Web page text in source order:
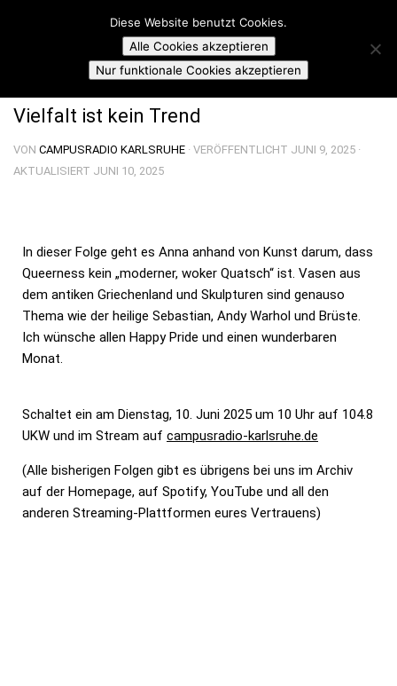
Skip to content
Campusradio Karlsruhe
DU FÄHRST DANN TAXI?
Vielfalt ist kein Trend
VON CAMPUSRADIO KARLSRUHE · VERÖFFENTLICHT JUNI 9, 2025 ·
AKTUALISIERT JUNI 10, 2025
In dieser Folge geht es Anna anhand von Kunst darum, dass
Queerness kein „moderner, woker Quatsch“ ist. Vasen aus
dem antiken Griechenland und Skulpturen sind genauso
Thema wie der heilige Sebastian, Andy Warhol und Brüste.
Ich wünsche allen Happy Pride und einen wunderbaren
Monat.
Schaltet ein am Dienstag, 10. Juni 2025 um 10 Uhr auf 104.8
UKW und im Stream auf campusradio-karlsruhe.de
(Alle bisherigen Folgen gibt es übrigens bei uns im Archiv
auf der Homepage, auf Spotify, YouTube und all den
anderen Streaming-Plattformen eures Vertrauens)
Diese Website benutzt Cookies.
Alle Cookies akzeptieren
Nur funktionale Cookies akzeptieren